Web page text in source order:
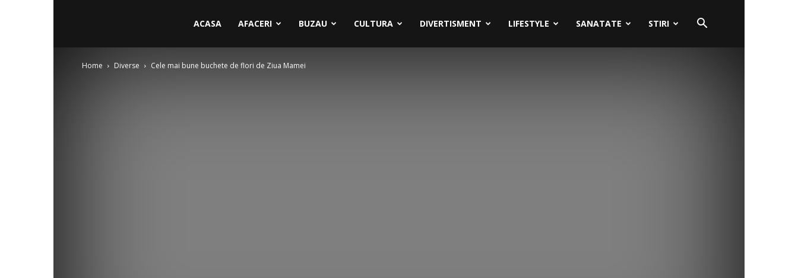
ACASA AFACERI BUZAU CULTURA DIVERTISMENT LIFESTYLE SANATATE STIRI
Home Diverse Cele mai bune buchete de flori de Ziua Mamei